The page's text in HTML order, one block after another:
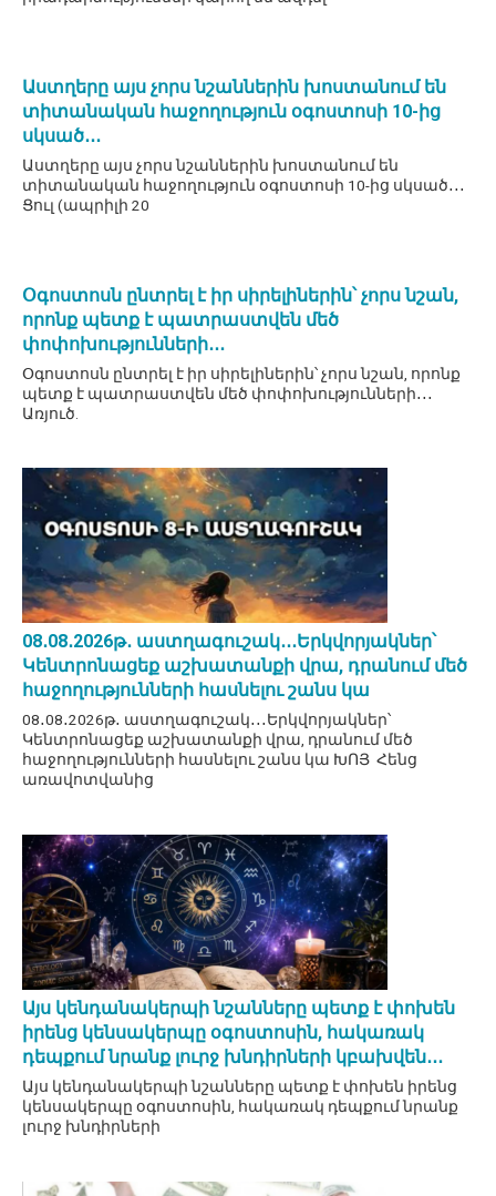
Աստղերը այս չորս նշաններին խոստանում են
տիտանական հաջողություն օգոստոսի 10-ից
սկսած․․․
Աստղերը այս չորս նշաններին խոստանում են
տիտանական հաջողություն օգոստոսի 10-ից սկսած․․․
Ցուլ (ապրիլի 20
Օգոստոսն ընտրել է իր սիրելիներին՝ չորս նշան,
որոնք պետք է պատրաստվեն մեծ
փոփոխությունների․․․
Օգոստոսն ընտրել է իր սիրելիներին՝ չորս նշան, որոնք
պետք է պատրաստվեն մեծ փոփոխությունների․․․
Առյուծ.
08․08․2026թ․ աստղագուշակ․․․Երկվորյակներ՝
Կենտրոնացեք աշխատանքի վրա, դրանում մեծ
հաջողությունների հասնելու շանս կա
08․08․2026թ․ աստղագուշակ․․․Երկվորյակներ՝
Կենտրոնացեք աշխատանքի վրա, դրանում մեծ
հաջողությունների հասնելու շանս կա ԽՈՅ Հենց
առավոտվանից
Այս կենդանակերպի նշանները պետք է փոխեն
իրենց կենսակերպը օգոստոսին, հակառակ
դեպքում նրանք լուրջ խնդիրների կբախվեն․․․
Այս կենդանակերպի նշանները պետք է փոխեն իրենց
կենսակերպը օգոստոսին, հակառակ դեպքում նրանք
լուրջ խնդիրների